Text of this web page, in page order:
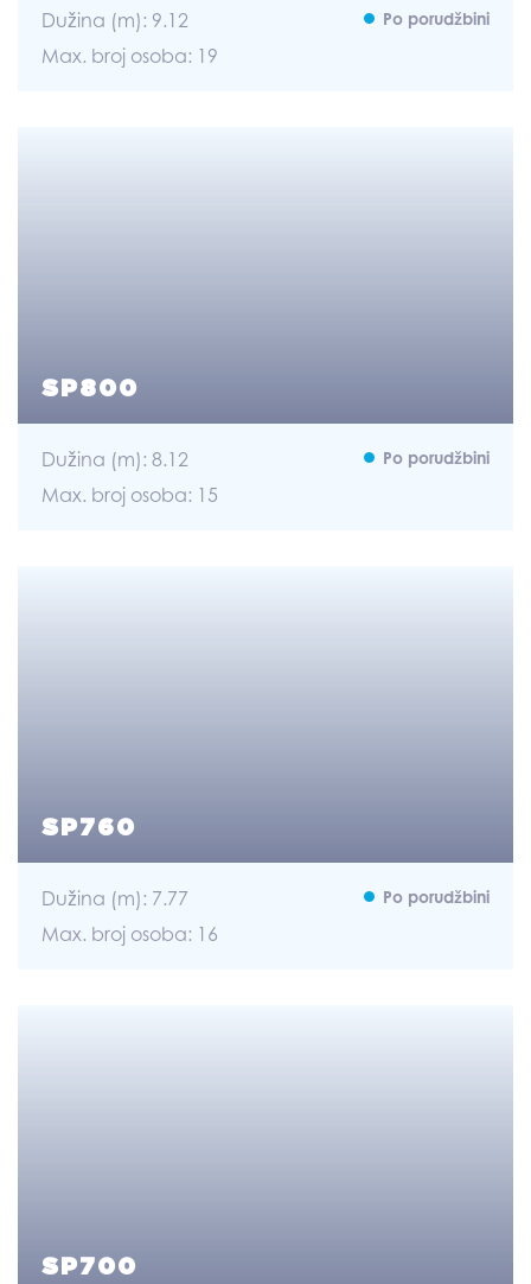
Dužina (m): 9.12
Max. broj osoba: 19
Po porudžbini
SP800
Dužina (m): 8.12
Max. broj osoba: 15
Po porudžbini
SP760
Dužina (m): 7.77
Max. broj osoba: 16
Po porudžbini
SP700